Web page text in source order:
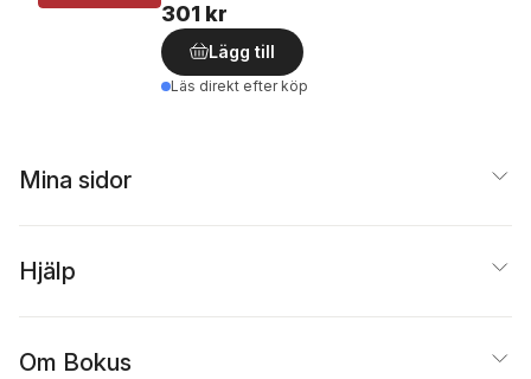
301 kr
Lägg till
Läs direkt efter köp
Mina sidor
Hjälp
Om Bokus